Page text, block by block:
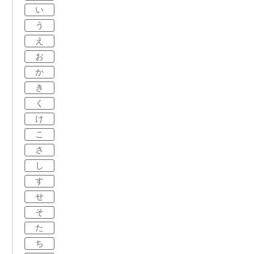
い
う
え
お
か
き
く
け
こ
さ
し
す
せ
そ
た
ち